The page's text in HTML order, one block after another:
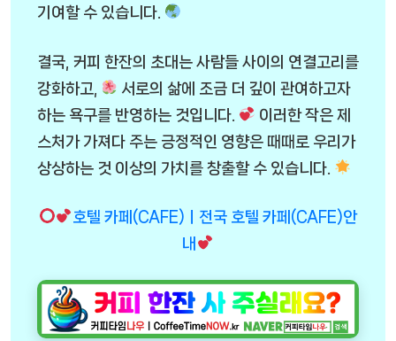
기여할 수 있습니다.
결국, 커피 한잔의 초대는 사람들 사이의 연결고리를
강화하고,
서로의 삶에 조금 더 깊이 관여하고자
하는 욕구를 반영하는 것입니다.
이러한 작은 제
스처가 가져다 주는 긍정적인 영향은 때때로 우리가
상상하는 것 이상의 가치를 창출할 수 있습니다.
호텔 카페(CAFE)ㅣ전국 호텔 카페(CAFE)안
내